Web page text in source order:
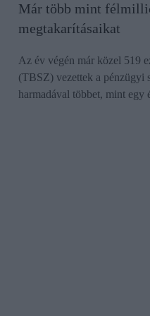
Már több mint
megtakarításaikat
Az év végén már közel 519
(TBSZ) vezettek a pénzügyi
harmadával többet, mint egy